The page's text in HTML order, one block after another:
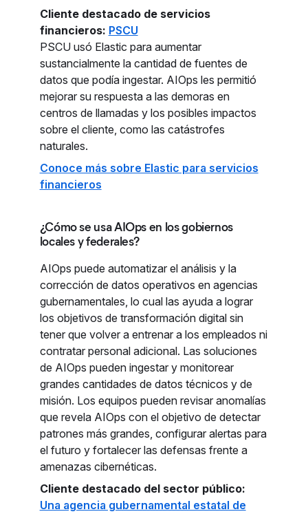
Cliente destacado de servicios
financieros: PSCU
PSCU usó Elastic para aumentar
sustancialmente la cantidad de fuentes de
datos que podía ingestar. AIOps les permitió
mejorar su respuesta a las demoras en
centros de llamadas y los posibles impactos
sobre el cliente, como las catástrofes
naturales.
Conoce más sobre Elastic para servicios
financieros
¿Cómo se usa AIOps en los gobiernos
locales y federales?
AIOps puede automatizar el análisis y la
corrección de datos operativos en agencias
gubernamentales, lo cual las ayuda a lograr
los objetivos de transformación digital sin
tener que volver a entrenar a los empleados ni
contratar personal adicional. Las soluciones
de AIOps pueden ingestar y monitorear
grandes cantidades de datos técnicos y de
misión. Los equipos pueden revisar anomalías
que revela AIOps con el objetivo de detectar
patrones más grandes, configurar alertas para
el futuro y fortalecer las defensas frente a
amenazas cibernéticas.
Cliente destacado del sector público:
Una agencia gubernamental estatal de